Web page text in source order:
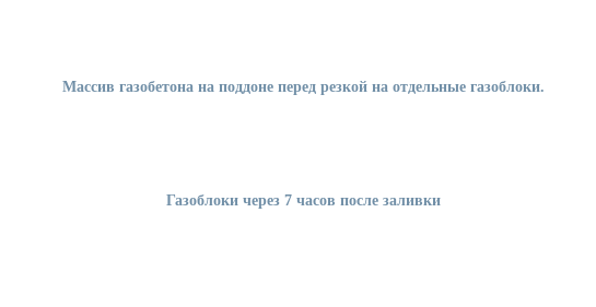
Массив газобетона на поддоне перед резкой на отдельные газоблоки.
Газоблоки через 7 часов после заливки